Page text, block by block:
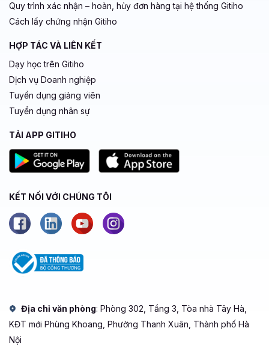
Quy trình xác nhận – hoàn, hủy đơn hàng tại hệ thống Gitiho
Cách lấy chứng nhận Gitiho
HỢP TÁC VÀ LIÊN KẾT
Dạy học trên Gitiho
Dịch vụ Doanh nghiệp
Tuyển dụng giảng viên
Tuyển dụng nhân sự
TẢI APP GITIHO
KẾT NỐI VỚI CHÚNG TÔI
Địa chỉ văn phòng: Phòng 302, Tầng 3, Tòa nhà Tây Hà,
KĐT mới Phùng Khoang, Phường Thanh Xuân, Thành phố Hà
Nội